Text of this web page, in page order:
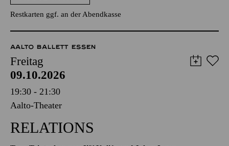
Pro Arte Konzerte Essen
Restkarten ggf. an der Abendkasse
AALTO BALLETT ESSEN
Freitag
09.10.2026
19:30 - 21:30